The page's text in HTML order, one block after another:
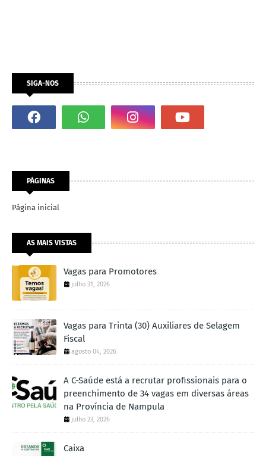
SIGA-NOS
PÁGINAS
Página inicial
AS MAIS VISTAS
Vagas para Promotores
julho 31, 2026
Vagas para Trinta (30) Auxiliares de Selagem
Fiscal
agosto 04, 2026
A C-Saúde está a recrutar profissionais para o
preenchimento de 34 vagas em diversas áreas
na Província de Nampula
julho 23, 2026
Caixa